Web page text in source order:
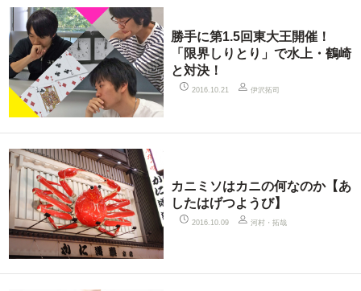
勝手に第1.5回東大王開催！
「限界しりとり」で水上・鶴崎
と対決！
2016.10.21 伊沢拓司
カニミソはカニの何なのか【あ
したはげつようび】
2016.10.09 河村・拓哉